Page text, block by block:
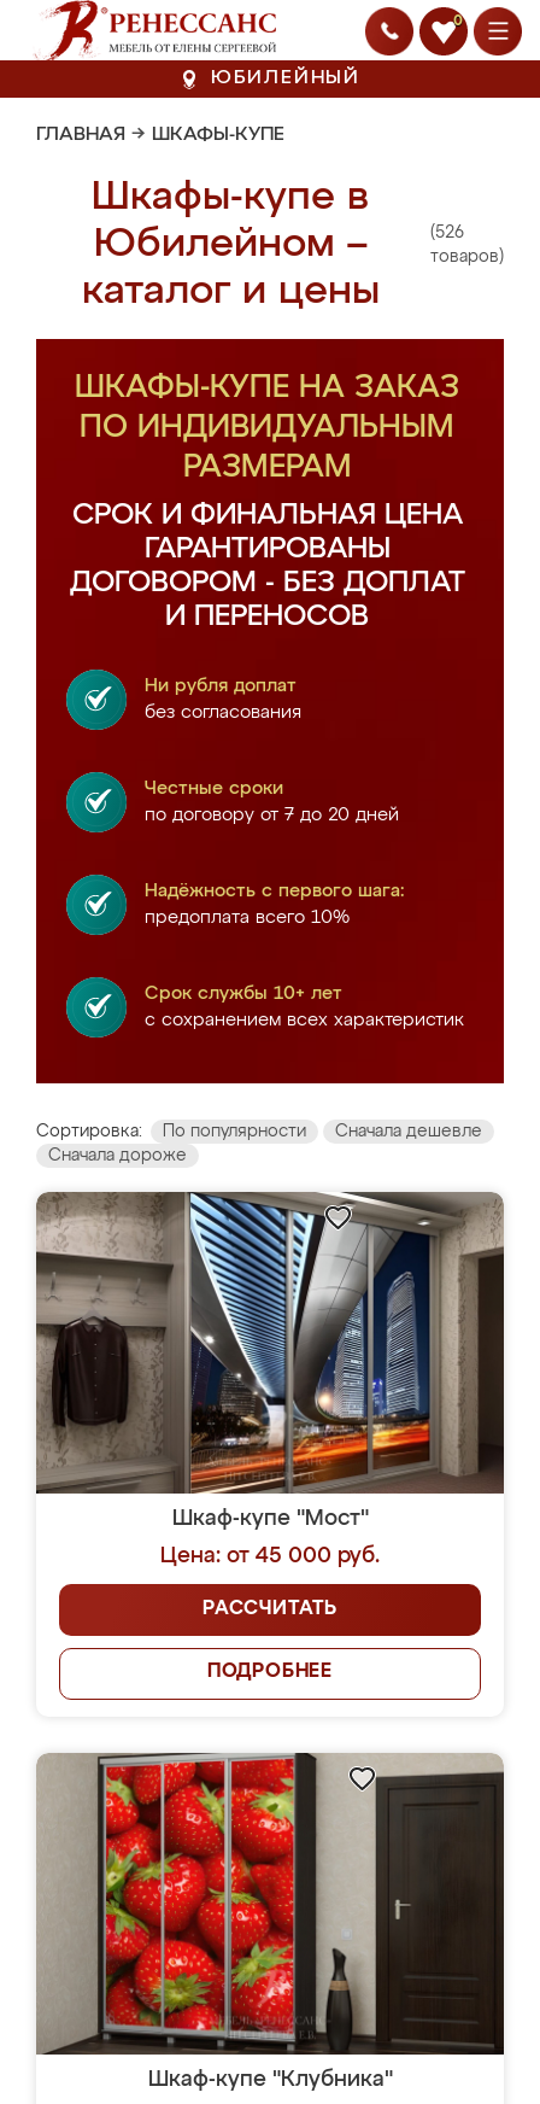
0
ЮБИЛЕЙНЫЙ
ГЛАВНАЯ → ШКАФЫ-КУПЕ
Шкафы-купе в
Юбилейном –
каталог и цены
(526
товаров)
ШКАФЫ-КУПЕ НА ЗАКАЗ
ПО ИНДИВИДУАЛЬНЫМ
РАЗМЕРАМ
СРОК И ФИНАЛЬНАЯ ЦЕНА
ГАРАНТИРОВАНЫ
ДОГОВОРОМ - БЕЗ ДОПЛАТ
И ПЕРЕНОСОВ
Ни рубля доплат
без согласования
Честные сроки
по договору от 7 до 20 дней
Надёжность с первого шага:
предоплата всего 10%
Срок службы 10+ лет
с сохранением всех характеристик
Сортировка: По популярности
Сначала дешевле
Сначала дороже
Шкаф-купе "Мост"
Цена: от 45 000 руб.
РАССЧИТАТЬ
ПОДРОБНЕЕ
Шкаф-купе "Клубника"